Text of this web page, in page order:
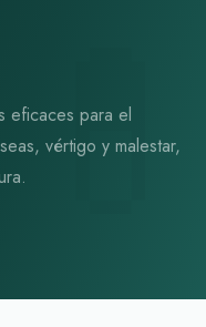
eficaces para el
vértigo y malestar,